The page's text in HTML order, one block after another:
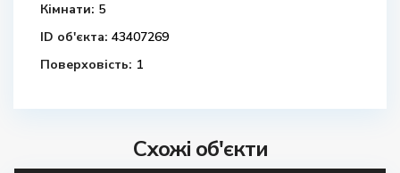
Кімнати: 5
ID об'єкта: 43407269
Поверховість: 1
Схожі об'єкти